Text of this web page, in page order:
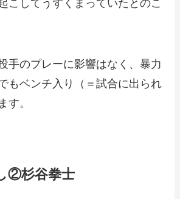
こしてうずくまっていたとのこ
手のプレーに影響はなく、暴力
もベンチ入り（＝試合に出られ
す。
②杉谷拳士